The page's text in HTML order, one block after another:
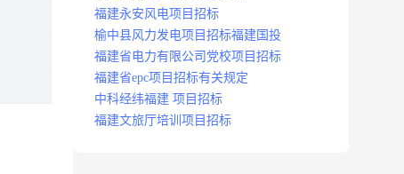
福建永安风电项目招标
榆中县风力发电项目招标福建国投
福建省电力有限公司党校项目招标
福建省epc项目招标有关规定
中科经纬福建 项目招标
福建文旅厅培训项目招标